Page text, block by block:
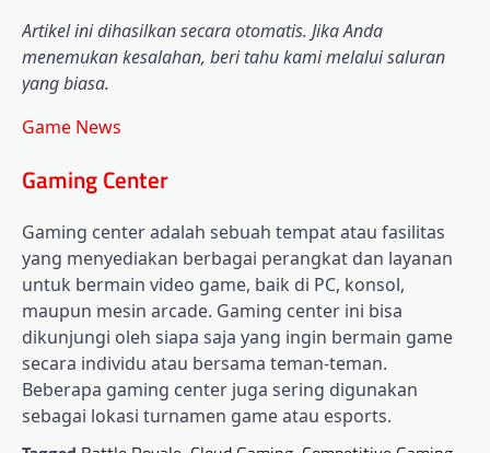
Artikel ini dihasilkan secara otomatis. Jika Anda
menemukan kesalahan, beri tahu kami melalui saluran
yang biasa.
Game News
Gaming Center
Gaming center adalah sebuah tempat atau fasilitas
yang menyediakan berbagai perangkat dan layanan
untuk bermain video game, baik di PC, konsol,
maupun mesin arcade. Gaming center ini bisa
dikunjungi oleh siapa saja yang ingin bermain game
secara individu atau bersama teman-teman.
Beberapa gaming center juga sering digunakan
sebagai lokasi turnamen game atau esports.